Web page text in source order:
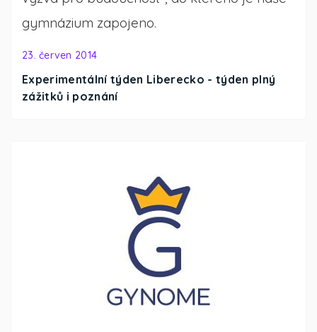
Experimentální týden Liberecko - týden plný
zážitků i poznání
23. červen 2014
gymnázium zapojeno.